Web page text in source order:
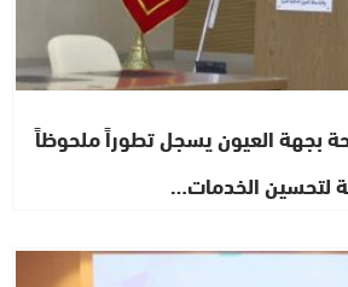
بجهة العيون يسجل تطوراً ملحوظاً
لتحسين الخدمات…